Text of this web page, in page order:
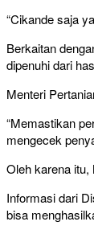
“Cikande saja
Berkaitan
dipenuhi dari
Menteri
“Memastikan
mengecek
Oleh karena itu,
Informasi dari
bisa